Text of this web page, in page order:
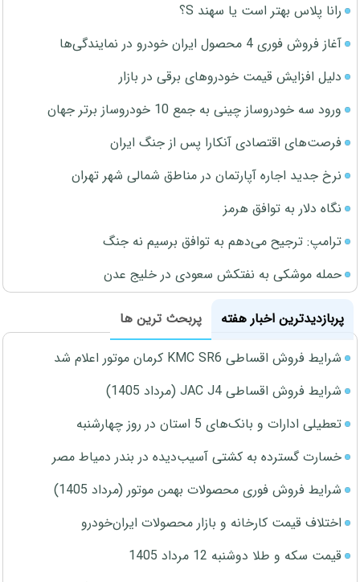
رانا پلاس بهتر است یا سهند S؟
آغاز فروش فوری 4 محصول ایران خودرو در نمایندگی‌ها
دلیل افزایش قیمت خودروهای برقی در بازار
ورود سه خودروساز چینی به جمع 10 خودروساز برتر جهان
فرصت‌های اقتصادی آنکارا پس از جنگ ایران
نرخ جدید اجاره آپارتمان در مناطق شمالی شهر تهران
نگاه دلار به توافق هرمز
ترامپ: ترجیح می‌دهم به توافق برسیم نه جنگ
حمله موشکی به نفتکش سعودی در خلیج عدن
پربازدیدترین اخبار هفته
پربحث ترین ها
شرایط فروش اقساطی KMC SR6 کرمان موتور اعلام شد
شرایط فروش اقساطی JAC J4 (مرداد 1405)
تعطیلی ادارات و بانک‌های 5 استان در روز چهارشنبه
خسارت گسترده به کشتی آسیب‌دیده در بندر دمیاط مصر
شرایط فروش فوری محصولات بهمن موتور (مرداد 1405)
اختلاف قیمت کارخانه و بازار محصولات ایران‌خودرو
قیمت سکه و طلا دوشنبه 12 مرداد 1405